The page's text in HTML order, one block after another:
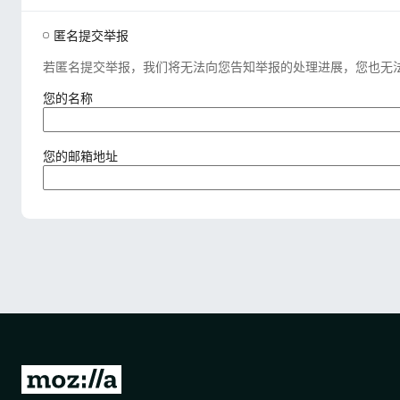
匿名提交举报
若匿名提交举报，我们将无法向您告知举报的处理进展，您也无
您的名称（
填
）
您的邮箱地址（
填
转